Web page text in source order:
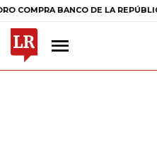
BANCO DE LA REPÚBLICA $